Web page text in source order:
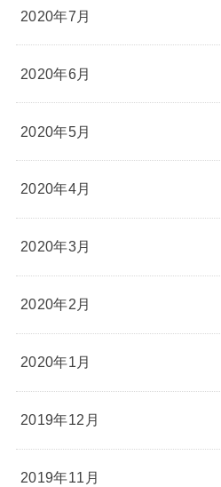
2020年7月
2020年6月
2020年5月
2020年4月
2020年3月
2020年2月
2020年1月
2019年12月
2019年11月